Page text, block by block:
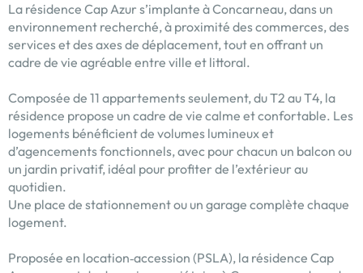
La résidence Cap Azur s’implante à Concarneau, dans un
environnement recherché, à proximité des commerces, des
services et des axes de déplacement, tout en offrant un
cadre de vie agréable entre ville et littoral.
Composée de 11 appartements seulement, du T2 au T4, la
résidence propose un cadre de vie calme et confortable. Les
logements bénéficient de volumes lumineux et
d’agencements fonctionnels, avec pour chacun un balcon ou
un jardin privatif, idéal pour profiter de l’extérieur au
quotidien.
Une place de stationnement ou un garage complète chaque
logement.
Proposée en location‑accession (PSLA), la résidence Cap